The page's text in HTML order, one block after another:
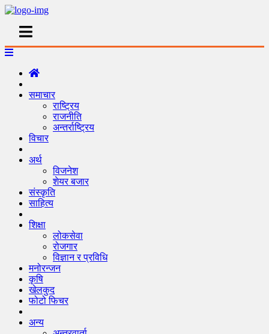
समाचार
राष्ट्रिय
राजनीति
अन्तर्राष्ट्रिय
विचार
अर्थ
विजनेश
शेयर बजार
संस्कृति
साहित्य
शिक्षा
लोकसेवा
रोजगार
विज्ञान र प्रविधि
मनोरन्जन
कृषि
खेलकुद
फोटो फिचर
अन्य